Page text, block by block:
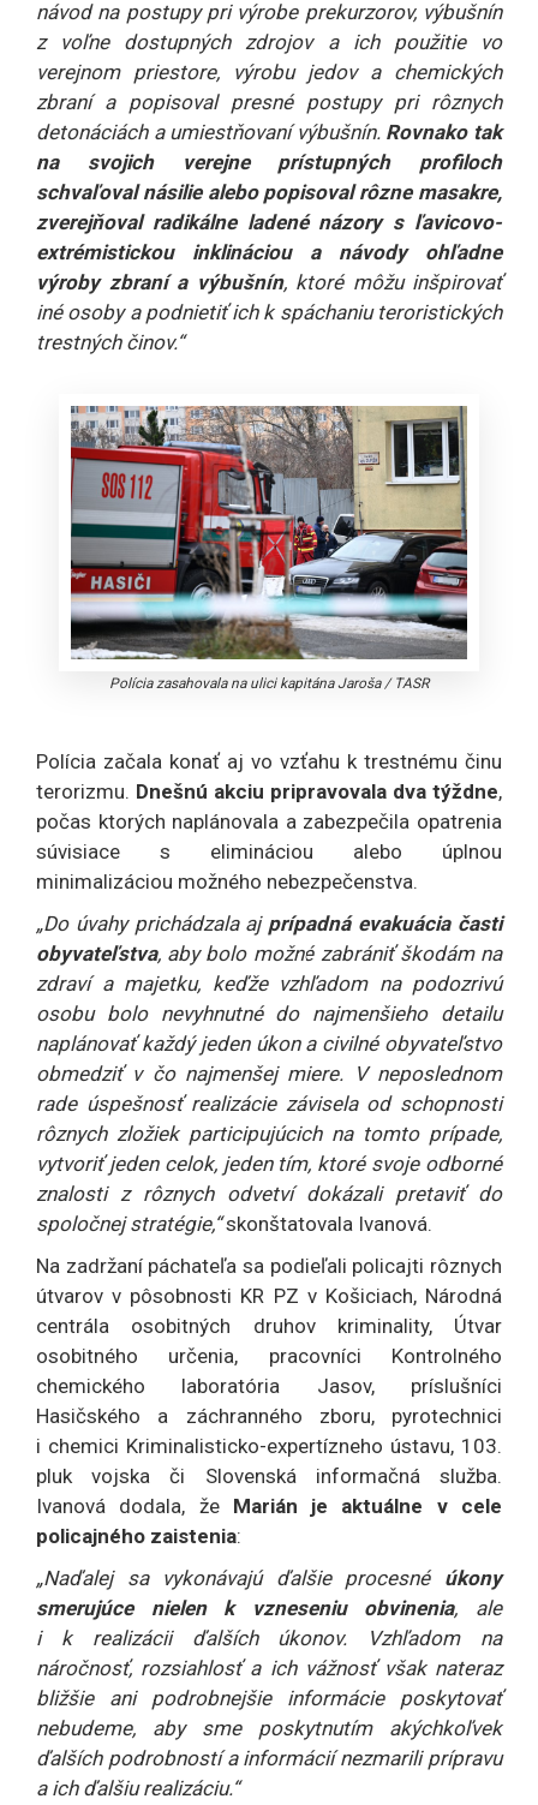
návod na postupy pri výrobe prekurzorov, výbušnín
z voľne dostupných zdrojov a ich použitie vo
verejnom priestore, výrobu jedov a chemických
zbraní a popisoval presné postupy pri rôznych
detonáciách a umiestňovaní výbušnín. Rovnako tak
na svojich verejne prístupných profiloch
schvaľoval násilie alebo popisoval rôzne masakre,
zverejňoval radikálne ladené názory s ľavicovo-
extrémistickou inklináciou a návody ohľadne
výroby zbraní a výbušnín, ktoré môžu inšpirovať
iné osoby a podnietiť ich k spáchaniu teroristických
trestných činov.“
Polícia zasahovala na ulici kapitána Jaroša/ TASR
Polícia začala konať aj vo vzťahu k trestnému činu
terorizmu. Dnešnú akciu pripravovala dva týždne,
počas ktorých naplánovala a zabezpečila opatrenia
súvisiace s elimináciou alebo úplnou
minimalizáciou možného nebezpečenstva.
„Do úvahy prichádzala aj prípadná evakuácia časti
obyvateľstva, aby bolo možné zabrániť škodám na
zdraví a majetku, keďže vzhľadom na podozrivú
osobu bolo nevyhnutné do najmenšieho detailu
naplánovať každý jeden úkon a civilné obyvateľstvo
obmedziť v čo najmenšej miere. V neposlednom
rade úspešnosť realizácie závisela od schopnosti
rôznych zložiek participujúcich na tomto prípade,
vytvoriť jeden celok, jeden tím, ktoré svoje odborné
znalosti z rôznych odvetví dokázali pretaviť do
spoločnej stratégie,“skonštatovala Ivanová.
Na zadržaní páchateľa sa podieľali policajti rôznych
útvarov v pôsobnosti KR PZ v Košiciach, Národná
centrála osobitných druhov kriminality, Útvar
osobitného určenia, pracovníci Kontrolného
chemického laboratória Jasov, príslušníci
Hasičského a záchranného zboru, pyrotechnici
i chemici Kriminalisticko-expertízneho ústavu, 103.
pluk vojska či Slovenská informačná služba.
Ivanová dodala, že Marián je aktuálne v cele
policajného zaistenia:
„Naďalej sa vykonávajú ďalšie procesné úkony
smerujúce nielen k vzneseniu obvinenia, ale
i k realizácii ďalších úkonov. Vzhľadom na
náročnosť, rozsiahlosť a ich vážnosť však nateraz
bližšie ani podrobnejšie informácie poskytovať
nebudeme, aby sme poskytnutím akýchkoľvek
ďalších podrobností a informácií nezmarili prípravu
a ich ďalšiu realizáciu.“